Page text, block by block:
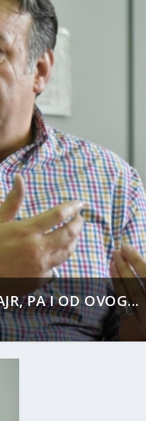
PA I OD OVOG...